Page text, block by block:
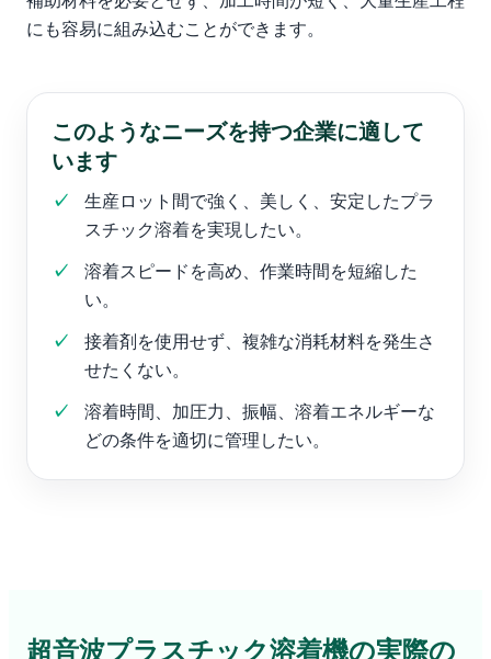
にも容易に組み込むことができます。
このようなニーズを持つ企業に適して
います
生産ロット間で強く、美しく、安定したプラ
スチック溶着を実現したい。
溶着スピードを高め、作業時間を短縮した
い。
接着剤を使用せず、複雑な消耗材料を発生さ
せたくない。
溶着時間、加圧力、振幅、溶着エネルギーな
どの条件を適切に管理したい。
超音波プラスチック溶着機の実際の